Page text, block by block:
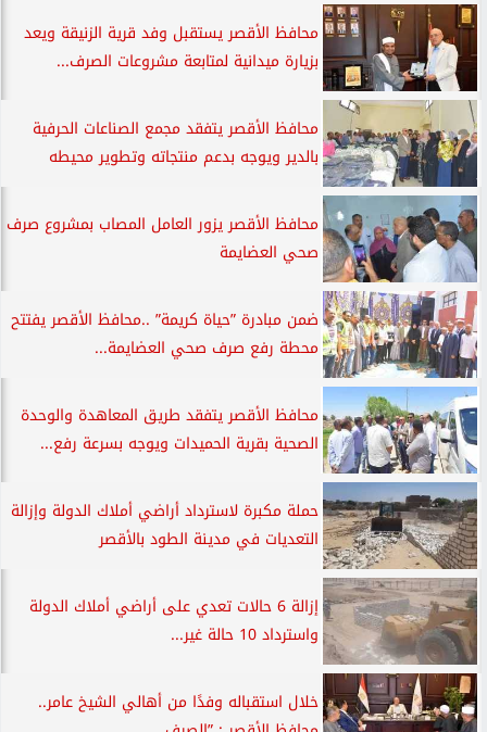
محافظ الأقصر يستقبل وفد قرية الزنيقة ويعد
بزيارة ميدانية لمتابعة مشروعات الصرف...
محافظ الأقصر يتفقد مجمع الصناعات الحرفية
بالدير ويوجه بدعم منتجاته وتطوير محيطه
محافظ الأقصر يزور العامل المصاب بمشروع صرف
صحي العضايمة
ضمن مبادرة ”حياة كريمة” ..محافظ الأقصر يفتتح
محطة رفع صرف صحي العضايمة...
محافظ الأقصر يتفقد طريق المعاهدة والوحدة
الصحية بقرية الحميدات ويوجه بسرعة رفع...
حملة مكبرة لاسترداد أراضي أملاك الدولة وإزالة
التعديات في مدينة الطود بالأقصر
إزالة 6 حالات تعدي على أراضي أملاك الدولة
واسترداد 10 حالة غير...
خلال استقباله وفدًا من أهالي الشيخ عامر..